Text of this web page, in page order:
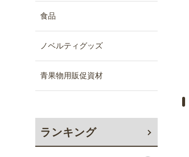
食品
ノベルティグッズ
青果物用販促資材
ランキング